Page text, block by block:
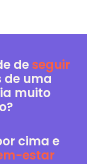
deseguir
uma
muito
cima e
estar